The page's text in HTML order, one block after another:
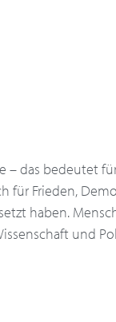
das bedeutet
für Frieden,
haben.
und